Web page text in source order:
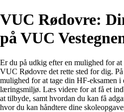
VUC Rødovre:
på VUC
Er du på udkig efter en mulighed for at
VUC Rødovre det rette sted for dig.
mulighed for at tage din HF-eksamen i
læringsmiljø. Læs videre for at få et
at tilbyde, samt hvordan du kan få
hvor du kan håndtere dine